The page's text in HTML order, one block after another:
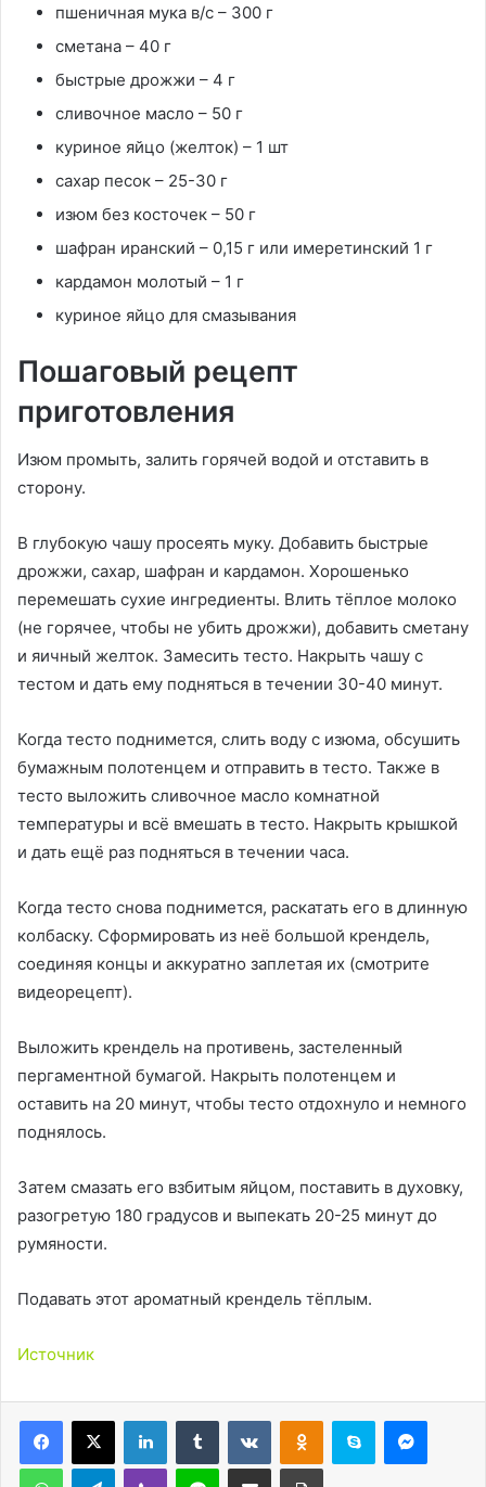
пшеничная мука в/с – 300 г
сметана – 40 г
быстрые дрожжи – 4 г
сливочное масло – 50 г
куриное яйцо (желток) – 1 шт
сахар песок – 25-30 г
изюм без косточек – 50 г
шафран иранский – 0,15 г или имеретинский 1 г
кардамон молотый – 1 г
куриное яйцо для смазывания
Пошаговый рецепт
приготовления
Изюм промыть, залить горячей водой и отставить в
сторону.
В глубокую чашу просеять муку. Добавить быстрые
дрожжи, сахар, шафран и кардамон. Хорошенько
перемешать сухие ингредиенты. Влить тёплое молоко
(не горячее, чтобы не убить дрожжи), добавить сметану
и яичный желток. Замесить тесто. Накрыть чашу с
тестом и дать ему подняться в течении 30-40 минут.
Когда тесто поднимется, слить воду с изюма, обсушить
бумажным полотенцем и отправить в тесто. Также в
тесто выложить сливочное масло комнатной
температуры и всё вмешать в тесто. Накрыть крышкой
и дать ещё раз подняться в течении часа.
Когда тесто снова поднимется, раскатать его в длинную
колбаску. Сформировать из неё большой крендель,
соединяя концы и аккуратно заплетая их (смотрите
видеорецепт).
Выложить крендель на противень, застеленный
пергаментной бумагой. Накрыть полотенцем и
оставить на 20 минут, чтобы тесто отдохнуло и немного
поднялось.
Затем смазать его взбитым яйцом, поставить в духовку,
разогретую 180 градусов и выпекать 20-25 минут до
румяности.
Подавать этот ароматный крендель тёплым.
Источник
LinkedInTumblr ВконтактеОдноклассники
Skype
WhatsAppTelegramViber Line Поделиться через электронную почту Печатать